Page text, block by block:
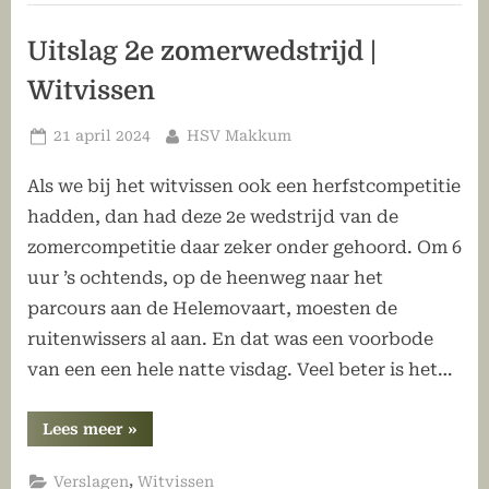
Uitslag 2e zomerwedstrijd |
Witvissen
Geplaatst
21 april 2024 Door
HSV Makkum
Als we bij het witvissen ook een herfstcompetitie
hadden, dan had deze 2e wedstrijd van de
zomercompetitie daar zeker onder gehoord. Om 6
uur ’s ochtends, op de heenweg naar het
parcours aan de Helemovaart, moesten de
ruitenwissers al aan. En dat was een voorbode
van een een hele natte visdag. Veel beter is het…
Lees meer“Uitslag
2e
»
Verslagen,Witvissen